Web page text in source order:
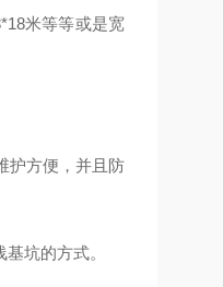
米等等或是宽
护方便，并且防
坑的方式。